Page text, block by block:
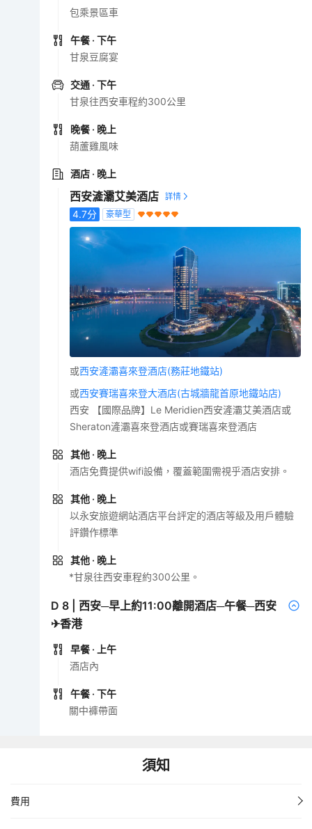
包乘景區車
午餐 · 下午
甘泉豆腐宴
交通 · 下午
甘泉往西安車程約300公里
晚餐 · 晚上
葫蘆雞風味
酒店 · 晚上
西安滻灞艾美酒店
4.7分 豪華型
或西安滻灞喜來登酒店(務莊地鐵站)
或西安賽瑞喜來登大酒店(古城牆龍首原地鐵站店)
西安 【國際品牌】Le Meridien西安滻灞艾美酒店或
Sheraton滻灞喜來登酒店或賽瑞喜來登酒店
其他 · 晚上
酒店免費提供wifi設備，覆蓋範圍需視乎酒店安排。
其他 · 晚上
以永安旅遊網站酒店平台評定的酒店等級及用戶體驗
評鑽作標準
其他 · 晚上
*甘泉往西安車程約300公里。
D 8
西安─早上約11:00離開酒店─午餐─西安
✈香港
早餐 · 上午
酒店內
午餐 · 下午
關中褲帶面
須知
費用